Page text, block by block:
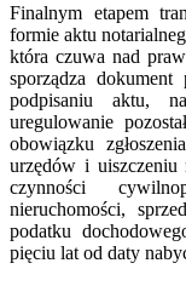
Finalnym etapem
formie aktu
która czuwa nad
sporządza dokument
podpisaniu aktu,
uregulowanie
obowiązku
urzędów i uiszczeniu
czynności
nieruchomości,
podatku
pięciu lat od daty